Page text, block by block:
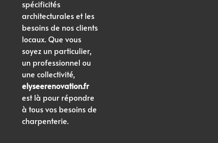
spécificités
architecturales et les
besoins de nos clients
locaux. Que vous
soyez un particulier,
un professionnel ou
une collectivité,
elyseerenovation.fr
est là pour répondre
à tous vos besoins de
charpenterie.